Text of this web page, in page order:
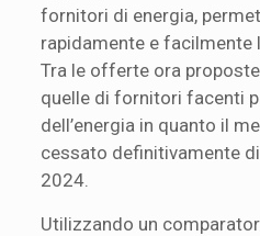
fornitori di energia,
rapidamente e facilmente
Tra le offerte ora
quelle di fornitori facenti
dell’energia in quanto il
cessato definitivamente
2024.
Utilizzando un